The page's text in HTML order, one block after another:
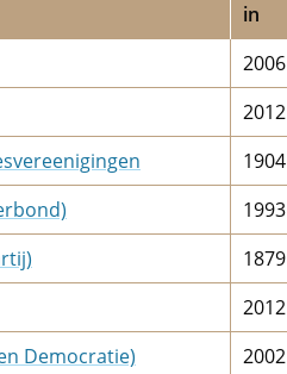
in
2006
2012
1904
1993
1879
2012
Democratie)
2002